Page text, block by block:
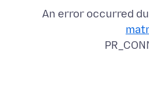
An error occurred